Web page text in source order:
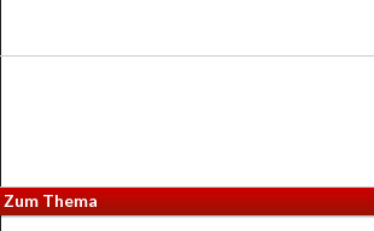
Zum Thema